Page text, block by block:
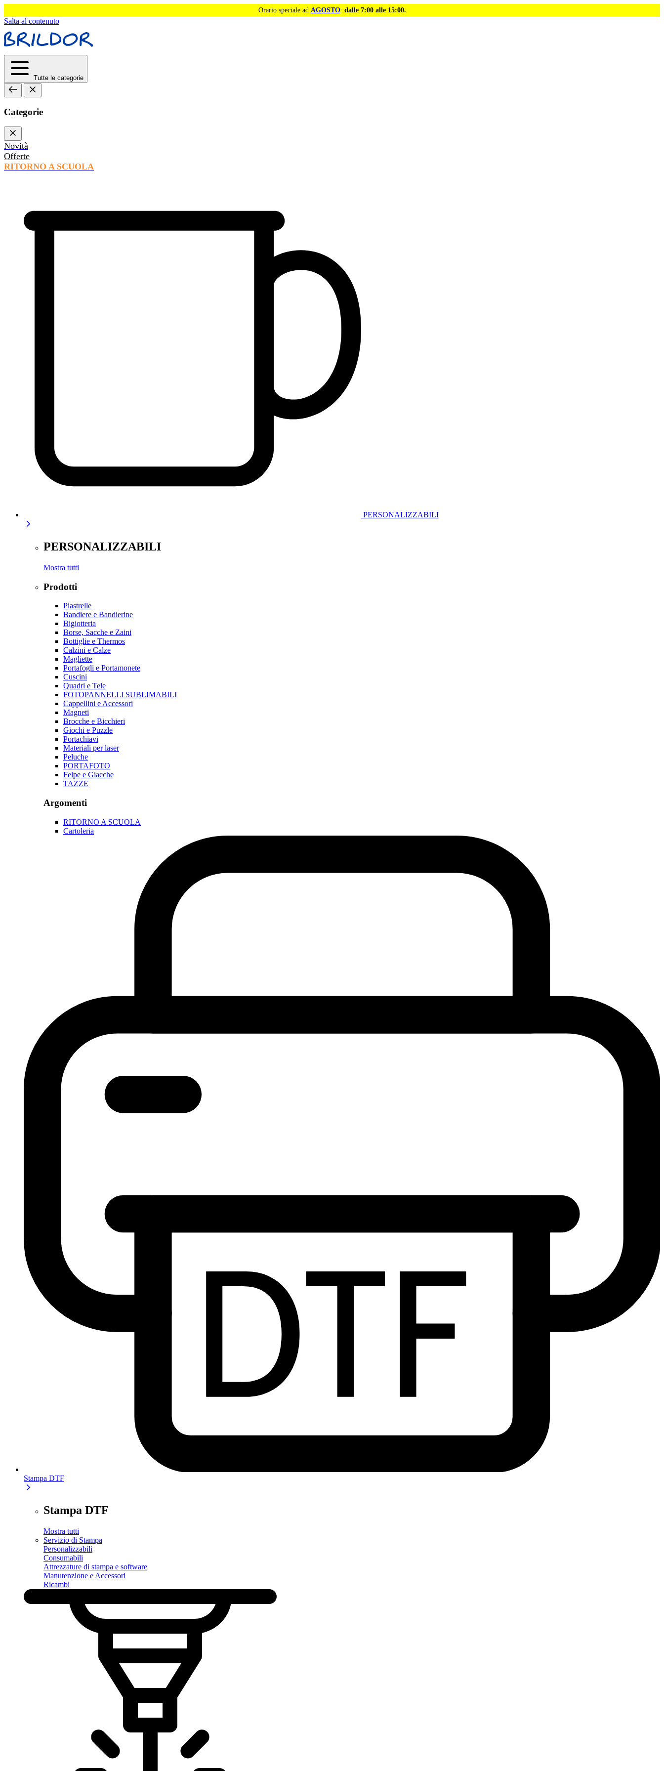
Orario speciale ad AGOSTO: dalle 7:00 alle 15:00.
Salta al contenuto
Tutte le categorie
Categorie
Novità
Offerte
RITORNO A SCUOLA
PERSONALIZZABILI
PERSONALIZZABILI
Mostra tutti
Prodotti
Piastrelle
Bandiere e Bandierine
Bigiotteria
Borse, Sacche e Zaini
Bottiglie e Thermos
Calzini e Calze
Magliette
Portafogli e Portamonete
Cuscini
Quadri e Tele
FOTOPANNELLI SUBLIMABILI
Cappellini e Accessori
Magneti
Brocche e Bicchieri
Giochi e Puzzle
Portachiavi
Materiali per laser
Peluche
PORTAFOTO
Felpe e Giacche
TAZZE
Argomenti
RITORNO A SCUOLA
Cartoleria
Stampa DTF
Stampa DTF
Mostra tutti
Servizio di Stampa
Personalizzabili
Consumabili
Attrezzature di stampa e software
Manutenzione e Accessori
Ricambi